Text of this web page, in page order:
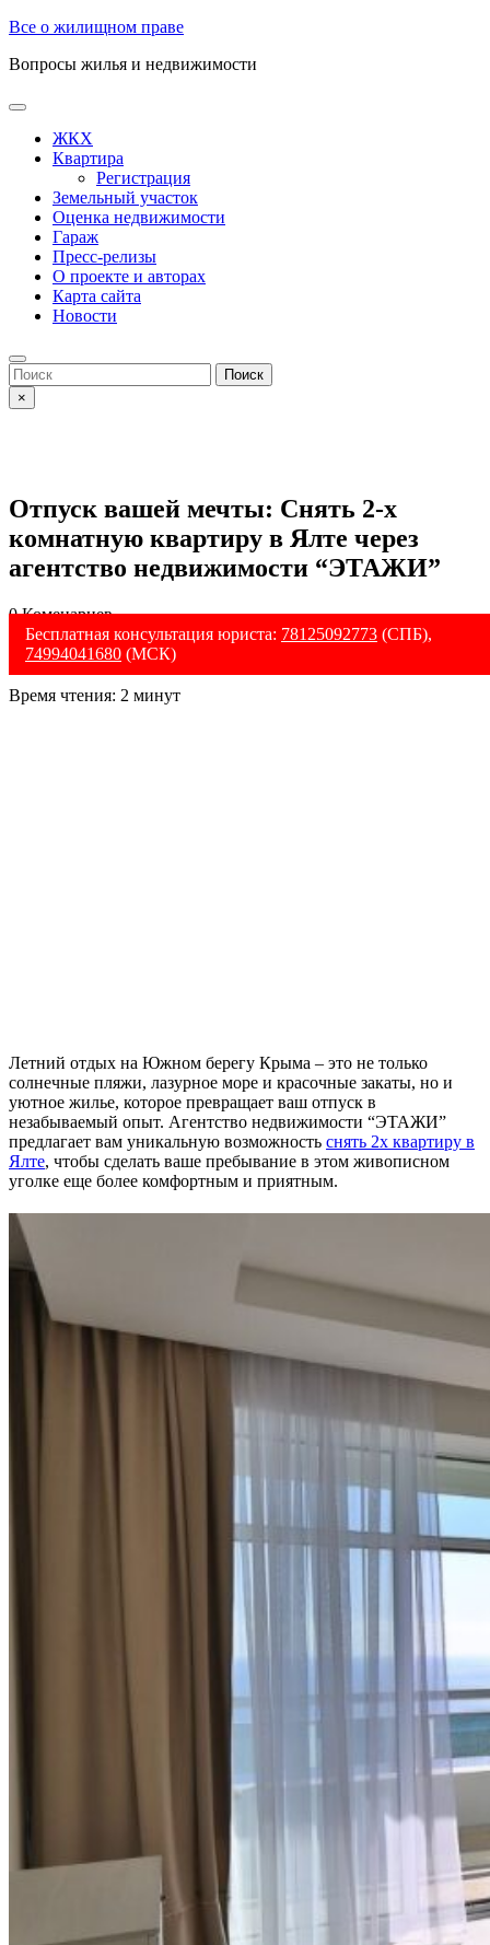
Skip
content
Все о жилищном праве
Вопросы жилья и недвижимости
Open
ButtonЖКХ
Квартира
Регистрация
Земельный участок
Оценка недвижимости
Гараж
Пресс-релизы
О проекте и авторах
Карта сайта
Новости
Close
Button
Search
for:
×
Отпуск вашей мечты: Снять 2-х
комнатную квартиру в Ялте через
агентство недвижимости “ЭТАЖИ”
0 Коменариев
Бесплатная консультация юриста: 78125092773 (СПБ),
74994041680 (МСК)
Время чтения: 2 минут
Летний отдых на Южном берегу Крыма – это не только
солнечные пляжи, лазурное море и красочные закаты, но и
уютное жилье, которое превращает ваш отпуск в
незабываемый опыт. Агентство недвижимости “ЭТАЖИ”
предлагает вам уникальную возможность снять 2х квартиру в
Ялте, чтобы сделать ваше пребывание в этом живописном
уголке еще более комфортным и приятным.